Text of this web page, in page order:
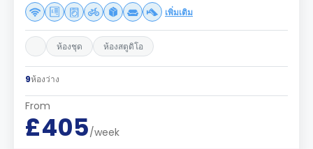
เพิ่มเติม
ห้องชุด ห้องสตูดิโอ
9ห้องว่าง
From
£405/week